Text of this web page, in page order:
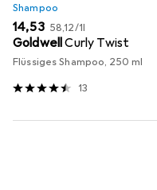
Shampoo
EUR
14,53 EUR
58,12/1l
GoldwellCurly Twist
Flüssiges Shampoo, 250 ml
13